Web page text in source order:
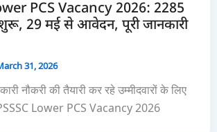
PCS Vacancy 2026: 2285
शुरू, 29 मई से आवेदन, पूरी जानकारी
31, 2026
नौकरी की तैयारी कर रहे उम्मीदवारों के लिए
Lower PCS Vacancy 2026